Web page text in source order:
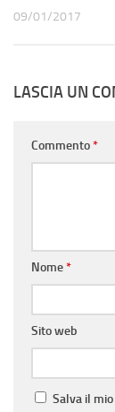
09/01/2017
LASCIA UN
Commento*
Nome*
Sito web
Salva il